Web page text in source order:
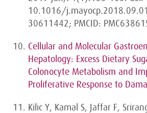
10.1016/
30611442; PMCID:
Cellular and Molecular
Hepatology: Excess Dietary
Colonocyte Metabolism and
Proliferative Response to
Kilic Y, Kamal S, Jaffar F,